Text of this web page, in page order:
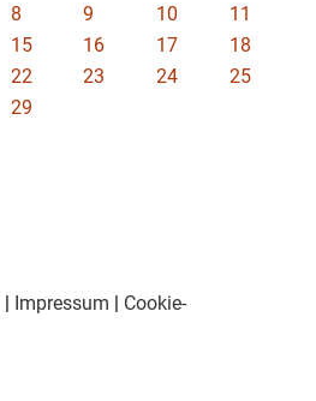
8 9 10
11
15 16 17
18
22 23 24
25
29
| Impressum | Cookie-